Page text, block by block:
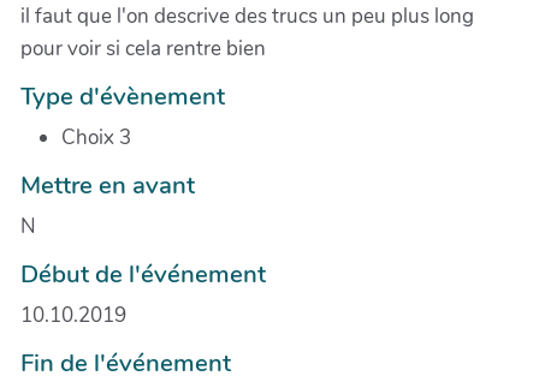
il faut que l'on descrive des trucs un peu plus long
pour voir si cela rentre bien
Type d'évènement
Choix 3
Mettre en avant
N
Début de l'événement
10.10.2019
Fin de l'événement